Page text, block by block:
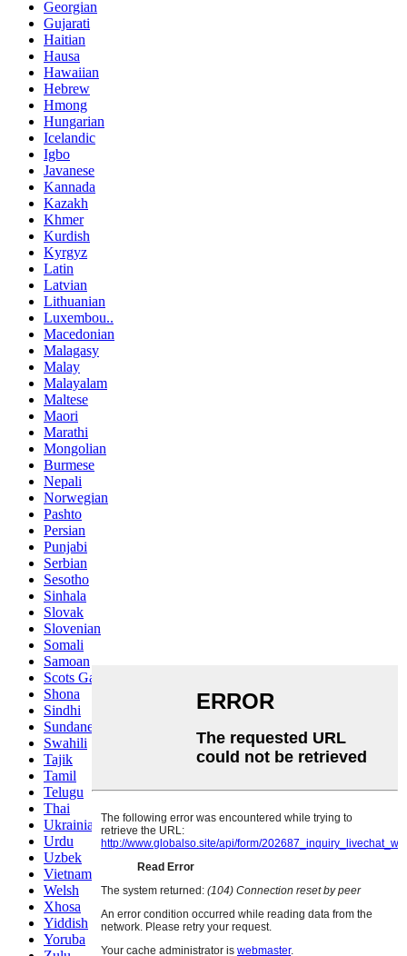
Georgian
Gujarati
Haitian
Hausa
Hawaiian
Hebrew
Hmong
Hungarian
Icelandic
Igbo
Javanese
Kannada
Kazakh
Khmer
Kurdish
Kyrgyz
Latin
Latvian
Lithuanian
Luxembou..
Macedonian
Malagasy
Malay
Malayalam
Maltese
Maori
Marathi
Mongolian
Burmese
Nepali
Norwegian
Pashto
Persian
Punjabi
Serbian
Sesotho
Sinhala
Slovak
Slovenian
Somali
Samoan
Scots Gaelic
Shona
Sindhi
Sundanese
Swahili
Tajik
Tamil
Telugu
Thai
Ukrainian
Urdu
Uzbek
Vietnamese
Welsh
Xhosa
Yiddish
Yoruba